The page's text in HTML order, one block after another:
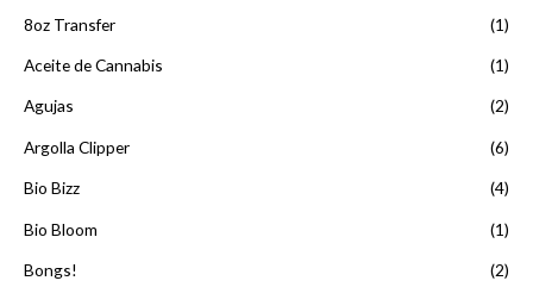
8oz Transfer (1)
Aceite de Cannabis (1)
Agujas (2)
Argolla Clipper (6)
Bio Bizz (4)
Bio Bloom (1)
Bongs! (2)